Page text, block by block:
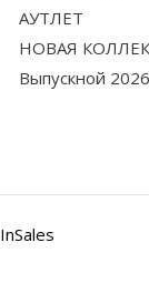
АУТЛЕТ
НОВАЯ
Выпускной 2026
InSales